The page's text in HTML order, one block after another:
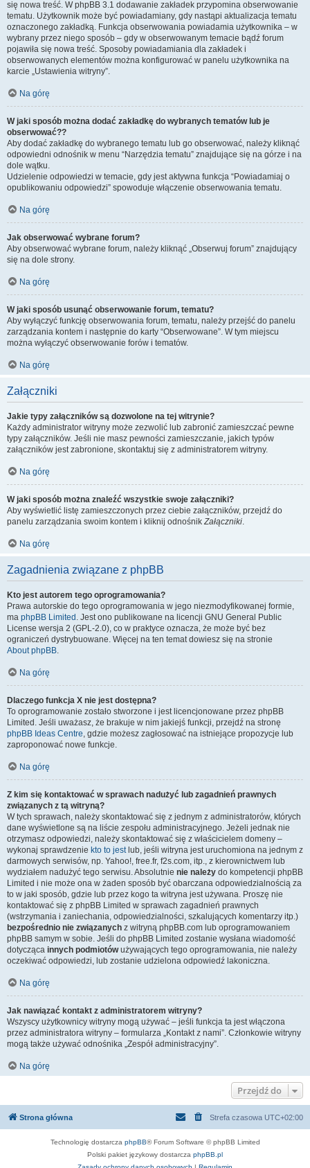
się nowa treść. W phpBB 3.1 dodawanie zakładek przypomina obserwowanie
tematu. Użytkownik może być powiadamiany, gdy nastąpi aktualizacja tematu
oznaczonego zakładką. Funkcja obserwowania powiadamia użytkownika – w
wybrany przez niego sposób – gdy w obserwowanym temacie bądź forum
pojawiła się nowa treść. Sposoby powiadamiania dla zakładek i
obserwowanych elementów można konfigurować w panelu użytkownika na
karcie „Ustawienia witryny”.
Na górę
W jaki sposób można dodać zakładkę do wybranych tematów lub je
obserwować??
Aby dodać zakładkę do wybranego tematu lub go obserwować, należy kliknąć
odpowiedni odnośnik w menu “Narzędzia tematu” znajdujące się na górze i na
dole wątku.
Udzielenie odpowiedzi w temacie, gdy jest aktywna funkcja “Powiadamiaj o
opublikowaniu odpowiedzi” spowoduje włączenie obserwowania tematu.
Na górę
Jak obserwować wybrane forum?
Aby obserwować wybrane forum, należy kliknąć „Obserwuj forum” znajdujący
się na dole strony.
Na górę
W jaki sposób usunąć obserwowanie forum, tematu?
Aby wyłączyć funkcję obserwowania forum, tematu, należy przejść do panelu
zarządzania kontem i następnie do karty “Obserwowane”. W tym miejscu
można wyłączyć obserwowanie forów i tematów.
Na górę
Załączniki
Jakie typy załączników są dozwolone na tej witrynie?
Każdy administrator witryny może zezwolić lub zabronić zamieszczać pewne
typy załączników. Jeśli nie masz pewności zamieszczanie, jakich typów
załączników jest zabronione, skontaktuj się z administratorem witryny.
Na górę
W jaki sposób można znaleźć wszystkie swoje załączniki?
Aby wyświetlić listę zamieszczonych przez ciebie załączników, przejdź do
panelu zarządzania swoim kontem i kliknij odnośnikZałączniki.
Na górę
Zagadnienia związane z phpBB
Kto jest autorem tego oprogramowania?
Prawa autorskie do tego oprogramowania w jego niezmodyfikowanej formie,
ma phpBB Limited . Jest ono publikowane na licencji GNU General Public
License wersja 2 (GPL-2.0), co w praktyce oznacza, że może być bez
ograniczeń dystrybuowane. Więcej na ten temat dowiesz się na stronie
About phpBB.
Na górę
Dlaczego funkcja X nie jest dostępna?
To oprogramowanie zostało stworzone i jest licencjonowane przez phpBB
Limited. Jeśli uważasz, że brakuje w nim jakiejś funkcji, przejdź na stronę
phpBB Ideas Centre, gdzie możesz zagłosować na istniejące propozycje lub
zaproponować nowe funkcje.
Na górę
Z kim się kontaktować w sprawach nadużyć lub zagadnień prawnych
związanych z tą witryną?
W tych sprawach, należy skontaktować się z jednym z administratorów, których
dane wyświetlone są na liście zespołu administracyjnego. Jeżeli jednak nie
otrzymasz odpowiedzi, należy skontaktować się z właścicielem domeny –
wykonaj sprawdzenie kto to jestlub, jeśli witryna jest uruchomiona na jednym z
darmowych serwisów, np. Yahoo!, free.fr, f2s.com, itp., z kierownictwem lub
wydziałem nadużyć tego serwisu. Absolutnie nie należy do kompetencji phpBB
Limited i nie może ona w żaden sposób być obarczana odpowiedzialnością za
to w jaki sposób, gdzie lub przez kogo ta witryna jest używana. Proszę nie
kontaktować się z phpBB Limited w sprawach zagadnień prawnych
(wstrzymania i zaniechania, odpowiedzialności, szkalujących komentarzy itp.)
bezpośrednio nie związanych z witryną phpBB.com lub oprogramowaniem
phpBB samym w sobie. Jeśli do phpBB Limited zostanie wysłana wiadomość
dotycząca innych podmiotówużywających tego oprogramowania, nie należy
oczekiwać odpowiedzi, lub zostanie udzielona odpowiedź lakoniczna.
Na górę
Jak nawiązać kontakt z administratorem witryny?
Wszyscy użytkownicy witryny mogą używać – jeśli funkcja ta jest włączona
przez administratora witryny – formularza „Kontakt z nami”. Członkowie witryny
mogą także używać odnośnika „Zespół administracyjny”.
Na górę
Przejdź do
Strona główna Strefa czasowa UTC+02:00
Technologię dostarcza phpBB® Forum Software © phpBB Limited
Polski pakiet językowy dostarcza phpBB.pl